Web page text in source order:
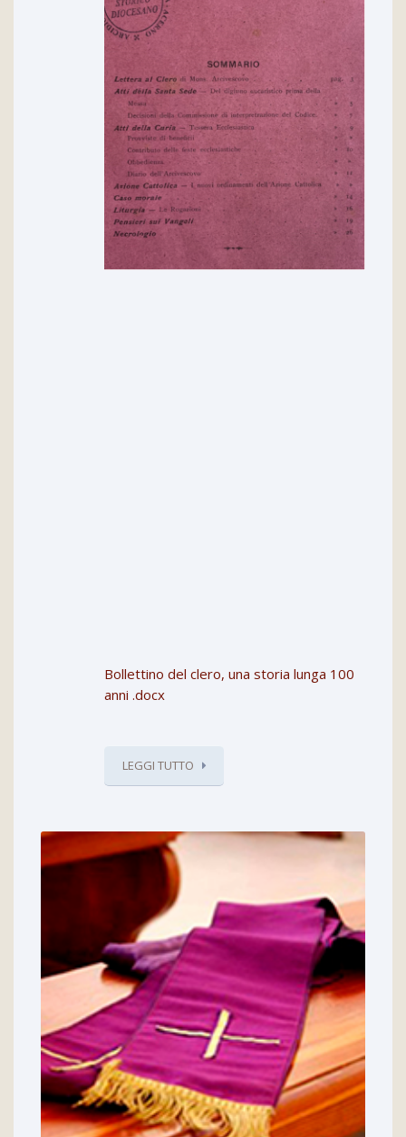
Bollettino del clero, una storia lunga 100
anni .docx
LEGGI TUTTO